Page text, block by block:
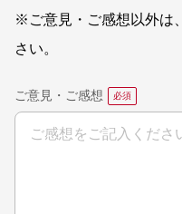
※ご意見・ご感想以外は、
さい。
ご意見・ご感想